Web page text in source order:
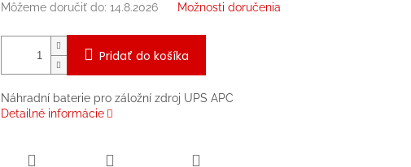
Môžeme doručiť do: 14.8.2026 Možnosti doručenia
Pridať do košíka
Náhradní baterie pro záložní zdroj UPS APC
Detailné informácie